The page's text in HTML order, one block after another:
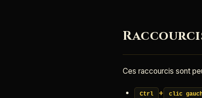
Ces raccourcis sont
Ctrl + clic